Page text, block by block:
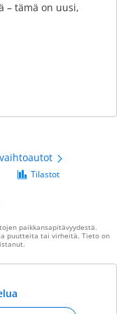
– tämä on uusi,
Tilastot
paikkansapitävyydestä.
puutteita tai virheitä. Tieto on